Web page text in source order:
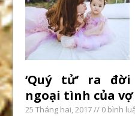
‘Quý tử’ ra
ngoại tình của vợ
25 Tháng hai, 2017// 0 bình